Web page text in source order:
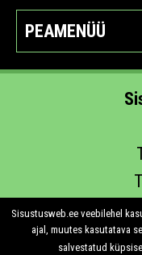
PEAMENÜÜ
Sisustusweb.ee veebilehel
ajal, muutes kasutatava
salvestatud